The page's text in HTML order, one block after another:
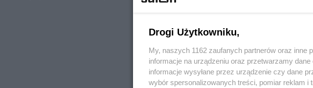
Drogi Użytkowniku,
My, naszych 1162 zaufanych partnerów oraz
informacje na urządzeniu oraz przetwarzamy
informacje wysyłane przez urządzenie czy dane
wybór spersonalizowanych treści, pomiar reklam i